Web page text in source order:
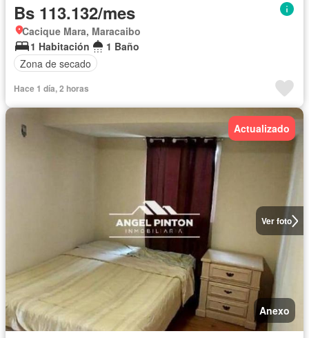
Bs 113.132/mes
Cacique Mara, Maracaibo
1 Habitación
1 Baño
Zona de secado
Hace 1 día, 2 horas
Ver foto
Actualizado
Anexo